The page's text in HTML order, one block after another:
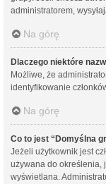
administratorem,
Na górę
Dlaczego niektóre
Możliwe, że
identyfikowanie
Na górę
Co to jest “Domyślna
Jeżeli użytkownik jest
używana do określenia,
wyświetlana.